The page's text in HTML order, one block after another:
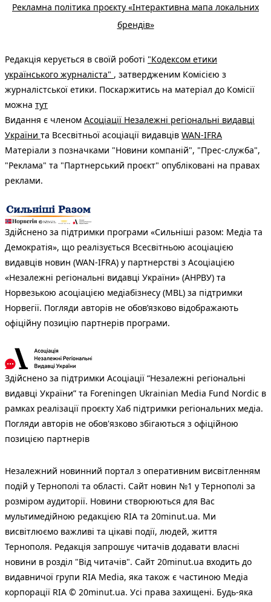
Рекламна політика проєкту «Інтерактивна мапа локальних
брендів»
Редакція керується в своїй роботі "Кодексом етики
українського журналіста" , затвердженим Комісією з
журналістської етики. Поскаржитись на матеріал до Комісії
можна тут
Видання є членом Асоціації Незалежні регіональні видавці
України та Всесвітньої асоціації видавців WAN-IFRA
Матеріали з позначками "Новини компаній", "Прес-служба",
"Реклама" та "Партнерський проєкт" опубліковані на правах
реклами.
Здійснено за підтримки програми «Сильніші разом: Медіа та
Демократія», що реалізується Всесвітньою асоціацією
видавців новин (WAN-IFRA) у партнерстві з Асоціацією
«Незалежні регіональні видавці України» (АНРВУ) та
Норвезькою асоціацією медіабізнесу (MBL) за підтримки
Норвегії. Погляди авторів не обов’язково відображають
офіційну позицію партнерів програми.
Здійснено за підтримки Асоціації “Незалежні регіональні
видавці України” та Foreningen Ukrainian Media Fund Nordic в
рамках реалізації проєкту Хаб підтримки регіональних медіа.
Погляди авторів не обов'язково збігаються з офіційною
позицією партнерів
Незалежний новинний портал з оперативним висвітленням
подій у Тернополі та області. Сайт новин №1 у Тернополі за
розміром аудиторії. Новини створюються для Вас
мультимедійною редакцією RIA та 20minut.ua. Ми
висвітлюємо важливі та цікаві події, людей, життя
Тернополя. Редакція запрошує читачів додавати власні
новини в розділ "Від читачів". Сайт 20minut.ua входить до
видавничої групи RIA Media, яка також є частиною Медіа
корпорації RIA © 20minut.ua. Усі права захищені. Будь-яка